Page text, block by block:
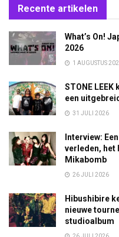
Recente artikelen
What’s On!
2026
1 AUGUSTUS
STONE
een
31 JULI 2026
Interview:
verleden, het
Mikabomb
26 JULI 2026
Hibushibire
nieuwe
studioalbum